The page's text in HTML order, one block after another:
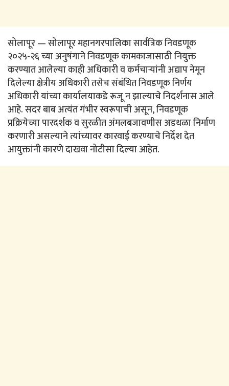
सोलापूर — सोलापूर महानगरपालिका सार्वत्रिक निवडणूक
२०२५-२६ च्या अनुषंगाने निवडणूक कामकाजासाठी नियुक्त
करण्यात आलेल्या काही अधिकारी व कर्मचाऱ्यांनी अद्याप नेमून
दिलेल्या क्षेत्रीय अधिकारी तसेच संबंधित निवडणूक निर्णय
अधिकारी यांच्या कार्यालयाकडे रूजू न झाल्याचे निदर्शनास आले
आहे. सदर बाब अत्यंत गंभीर स्वरूपाची असून, निवडणूक
प्रक्रियेच्या पारदर्शक व सुरळीत अंमलबजावणीस अडथळा निर्माण
करणारी असल्याने त्यांच्यावर कारवाई करण्याचे निर्देश देत
आयुक्तांनी कारणे दाखवा नोटीसा दिल्या आहेत.